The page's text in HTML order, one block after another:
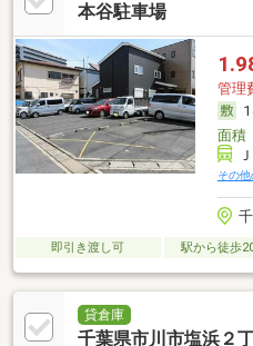
本谷駐車場
管理
面積
その他
即引き渡し可 駅から徒歩
貸倉庫
千葉県市川市塩浜２